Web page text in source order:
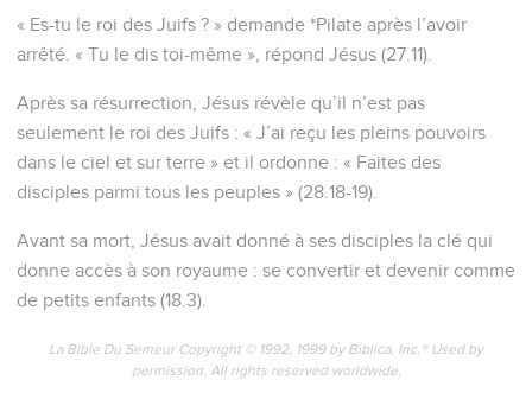
« Es-tu le roi des Juifs ? » demande *Pilate après l’avoir
arrêté. « Tu le dis toi-même », répond Jésus (27.11).
Après sa résurrection, Jésus révèle qu’il n’est pas
seulement le roi des Juifs : « J’ai reçu les pleins pouvoirs
dans le ciel et sur terre » et il ordonne : « Faites des
disciples parmi tous les peuples » (28.18-19).
Avant sa mort, Jésus avait donné à ses disciples la clé qui
donne accès à son royaume : se convertir et devenir comme
de petits enfants (18.3).
La Bible Du Semeur Copyright © 1992, 1999 by Biblica, Inc.® Used by
permission. All rights reserved worldwide.